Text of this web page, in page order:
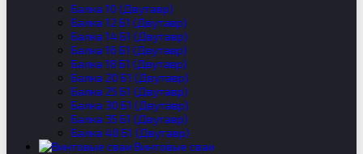
Балка 10 (Двутавр)
Балка 12 Б1 (Двутавр)
Балка 14 Б1 (Двутавр)
Балка 16 Б1 (Двутавр)
Балка 18 Б1 (Двутавр)
Балка 20 Б1 (Двутавр)
Балка 25 Б1 (Двутавр)
Балка 30 Б1 (Двутавр)
Балка 35 Б1 (Двутавр)
Балка 40 Б1 (Двутавр)
Винтовые сваи